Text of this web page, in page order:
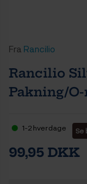
Fra Rancilio
Rancilio
Pakning/
1-2 hverdage Se
99,95 DKK